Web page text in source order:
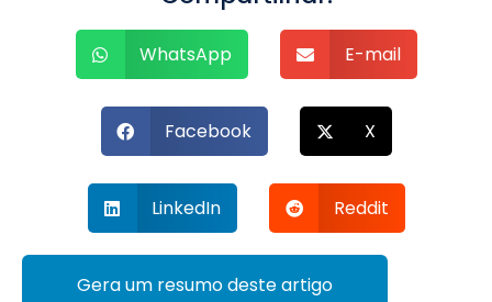
WhatsApp E-mail
Facebook X
LinkedIn Reddit
Gera um resumo deste artigo